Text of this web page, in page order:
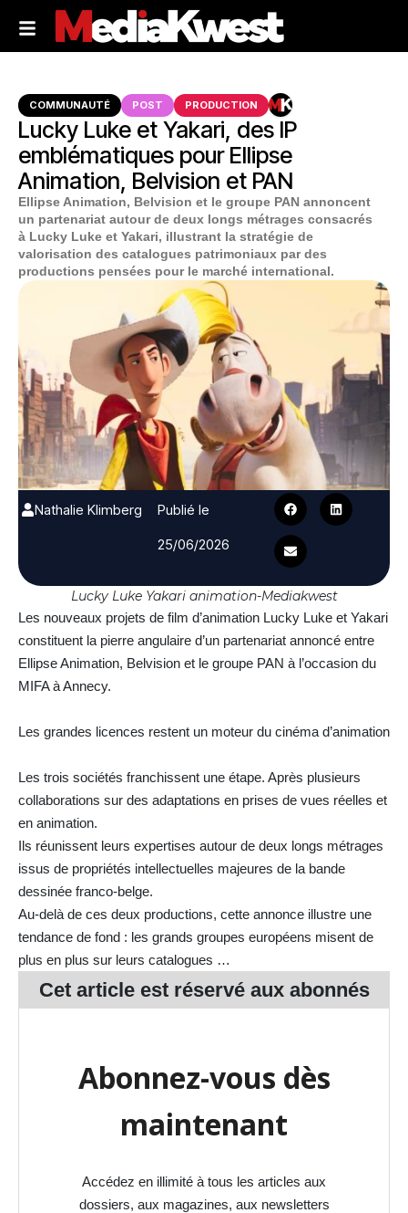
COMMUNAUTÉ POST PRODUCTION
Lucky Luke et Yakari, des IP
emblématiques pour Ellipse
Animation, Belvision et PAN
Ellipse Animation, Belvision et le groupe PAN annoncent
un partenariat autour de deux longs métrages consacrés
à Lucky Luke et Yakari, illustrant la stratégie de
valorisation des catalogues patrimoniaux par des
productions pensées pour le marché international.
Nathalie Klimberg
Publié le
25/06/2026
Lucky Luke Yakari animation-Mediakwest
Les nouveaux projets de film d’animation Lucky Luke et Yakari
constituent la pierre angulaire d’un partenariat annoncé entre
Ellipse Animation, Belvision et le groupe PAN à l’occasion du
MIFA à Annecy.
Les grandes licences restent un moteur du cinéma d’animation
Les trois sociétés franchissent une étape. Après plusieurs
collaborations sur des adaptations en prises de vues réelles et
en animation.
Ils réunissent leurs expertises autour de deux longs métrages
issus de propriétés intellectuelles majeures de la bande
dessinée franco-belge.
Au-delà de ces deux productions, cette annonce illustre une
tendance de fond : les grands groupes européens misent de
plus en plus sur leurs catalogues …
Cet article est réservé aux abonnés
Abonnez-vous dès
maintenant
Accédez en illimité à tous les articles aux
dossiers, aux magazines, aux newsletters